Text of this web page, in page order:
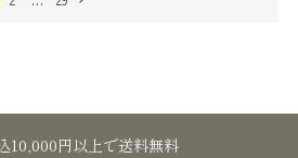
10,000円以上で送料無料